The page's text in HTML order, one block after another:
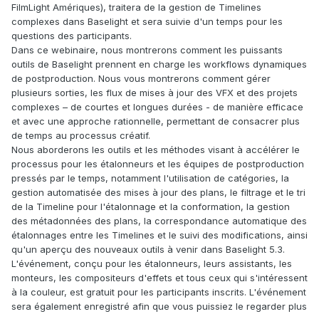
FilmLight Amériques), traitera de la gestion de Timelines
complexes dans Baselight et sera suivie d'un temps pour les
questions des participants.
Dans ce webinaire, nous montrerons comment les puissants
outils de Baselight prennent en charge les workflows dynamiques
de postproduction. Nous vous montrerons comment gérer
plusieurs sorties, les flux de mises à jour des VFX et des projets
complexes – de courtes et longues durées - de manière efficace
et avec une approche rationnelle, permettant de consacrer plus
de temps au processus créatif.
Nous aborderons les outils et les méthodes visant à accélérer le
processus pour les étalonneurs et les équipes de postproduction
pressés par le temps, notamment l'utilisation de catégories, la
gestion automatisée des mises à jour des plans, le filtrage et le tri
de la Timeline pour l'étalonnage et la conformation, la gestion
des métadonnées des plans, la correspondance automatique des
étalonnages entre les Timelines et le suivi des modifications, ainsi
qu'un aperçu des nouveaux outils à venir dans Baselight 5.3.
L'événement, conçu pour les étalonneurs, leurs assistants, les
monteurs, les compositeurs d'effets et tous ceux qui s'intéressent
à la couleur, est gratuit pour les participants inscrits. L'événement
sera également enregistré afin que vous puissiez le regarder plus